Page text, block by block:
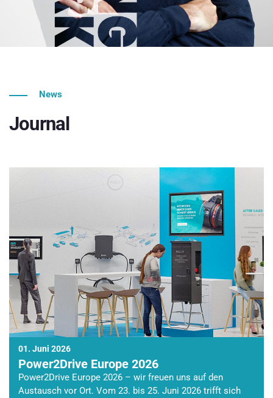
News
Journal
01. Juni 2026
Power2Drive Europe 2026
Power2Drive Europe 2026 – wir freuen uns auf den
Austausch vor Ort. Vom 23. bis 25. Juni 2026 trifft sich